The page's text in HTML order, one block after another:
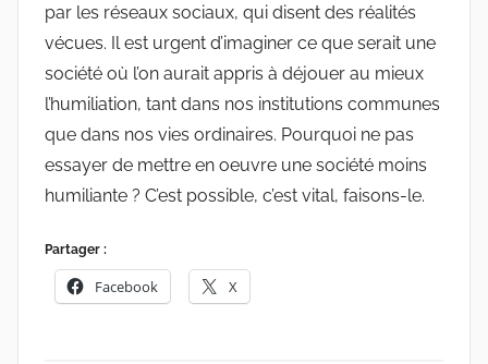
par les réseaux sociaux, qui disent des réalités
vécues. Il est urgent d’imaginer ce que serait une
société où l’on aurait appris à déjouer au mieux
l’humiliation, tant dans nos institutions communes
que dans nos vies ordinaires. Pourquoi ne pas
essayer de mettre en oeuvre une société moins
humiliante ? C’est possible, c’est vital, faisons-le.
Partager :
Facebook X